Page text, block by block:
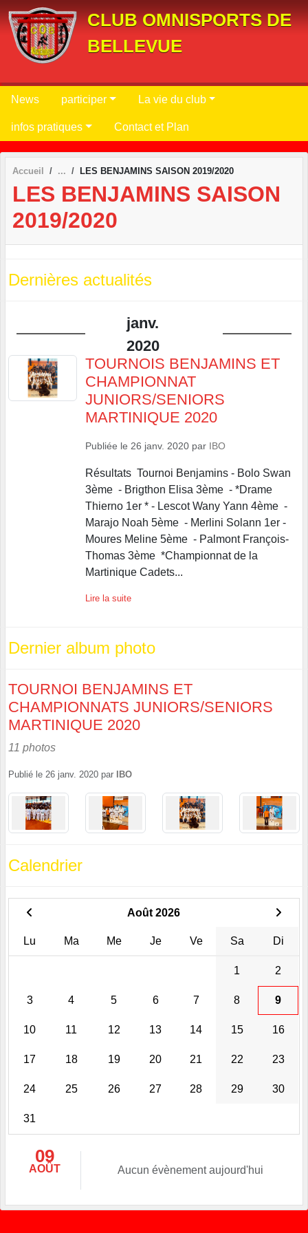
CLUB OMNISPORTS DE
BELLEVUE
News participer La vie du club
infos pratiques Contact et Plan
Accueil LES BENJAMINS SAISON 2019/2020
LES BENJAMINS SAISON
2019/2020
Dernières actualités
janv.
2020
TOURNOIS BENJAMINS ET
CHAMPIONNAT
JUNIORS/SENIORS
MARTINIQUE 2020
Publiée le 26 janv. 2020 par IBO
Résultats Tournoi Benjamins - Bolo Swan
3ème - Brigthon Elisa 3ème - *Drame
Thierno 1er * - Lescot Wany Yann 4ème -
Marajo Noah 5ème - Merlini Solann 1er -
Moures Meline 5ème - Palmont François-
Thomas 3ème *Championnat de la
Martinique Cadets...
Lire la suite
Dernier album photo
TOURNOI BENJAMINS ET
CHAMPIONNATS JUNIORS/SENIORS
MARTINIQUE 2020
11 photos
Publié le 26 janv. 2020 par IBO
Calendrier
Août 2026
Lu Ma Me Je Ve Sa Di
1 2
3 4 5 6 7 8 9
10 11 12 13 14 15 16
17 18 19 20 21 22 23
24 25 26 27 28 29 30
31
09
AOÛT Aucun évènement aujourd'hui
Panneau de gestion des cookies